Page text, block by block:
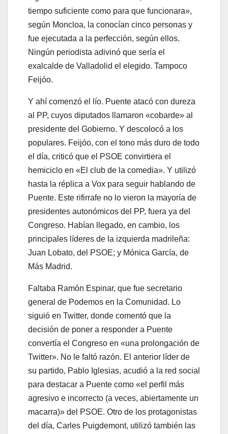
tiempo suficiente como para que funcionara»,
según Moncloa, la conocían cinco personas y
fue ejecutada a la perfección, según ellos.
Ningún periodista adivinó que sería el
exalcalde de Valladolid el elegido. Tampoco
Feijóo.
Y ahí comenzó el lío. Puente atacó con dureza
al PP, cuyos diputados llamaron «cobarde» al
presidente del Gobierno. Y descolocó a los
populares. Feijóo, con el tono más duro de todo
el día, criticó que el PSOE convirtiera el
hemiciclo en «El club de la comedia». Y utilizó
hasta la réplica a Vox para seguir hablando de
Puente. Este rifirrafe no lo vieron la mayoría de
presidentes autonómicos del PP, fuera ya del
Congreso. Habían llegado, en cambio, los
principales líderes de la izquierda madrileña:
Juan Lobato, del PSOE; y Mónica García, de
Más Madrid.
Faltaba Ramón Espinar, que fue secretario
general de Podemos en la Comunidad. Lo
siguió en Twitter, donde comentó que la
decisión de poner a responder a Puente
convertía el Congreso en «una prolongación de
Twitter». No le faltó razón. El anterior líder de
su partido, Pablo Iglesias, acudió a la red social
para destacar a Puente como «el perfil más
agresivo e incorrecto (a veces, abiertamente un
macarra)» del PSOE. Otro de los protagonistas
del día, Carles Puigdemont, utilizó también las